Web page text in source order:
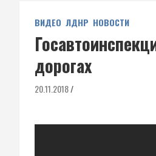
ВИДЕО ЛДНР НОВОСТИ
дорогах
20.11.2018